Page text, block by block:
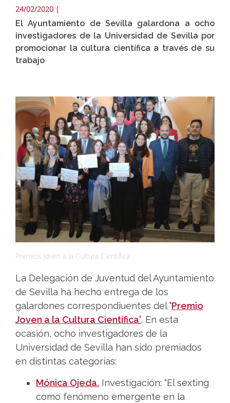
24/02/2020 |
El Ayuntamiento de Sevilla galardona a ocho
investigadores de la Universidad de Sevilla por
promocionar la cultura científica a través de su
trabajo
Premios Joven a la Cultura Científica
La Delegación de Juventud del Ayuntamiento
de Sevilla ha hecho entrega de los
galardones correspondiuentes del 'Premio
Joven a la Cultura Científica'. En esta
ocasión, ocho investigadores de la
Universidad de Sevilla han sido premiados
en distintas categorías:
Mónica Ojeda. Investigación: “El sexting
como fenómeno emergente en la